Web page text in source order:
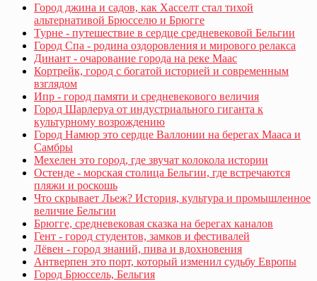
Город джина и садов, как Хасселт стал тихой
альтернативой Брюсселю и Брюгге
Турне - путешествие в сердце средневековой Бельгии
Город Спа - родина оздоровления и мирового релакса
Динант - очарование города на реке Маас
Кортрейк, город с богатой историей и современным
взглядом
Ипр - город памяти и средневекового величия
Город Шарлеруа от индустриального гиганта к
культурному возрождению
Город Намюр это сердце Валлонии на берегах Мааса и
Самбры
Мехелен это город, где звучат колокола истории
Остенде - морская столица Бельгии, где встречаются
пляжи и роскошь
Что скрывает Льеж? История, культура и промышленное
величие Бельгии
Брюгге, средневековая сказка на берегах каналов
Гент - город студентов, замков и фестивалей
Лёвен - город знаний, пива и вдохновения
Антверпен это порт, который изменил судьбу Европы
Город Брюссель, Бельгия